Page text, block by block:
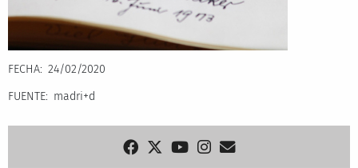
FECHA
24/02/2020
FUENTE
madri+d